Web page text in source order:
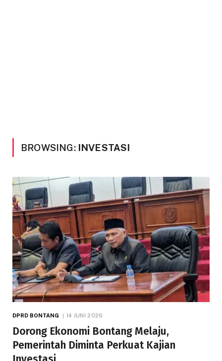
BROWSING: INVESTASI
DPRD BONTANG 14 JUNI 2026
Dorong Ekonomi Bontang Melaju,
Pemerintah Diminta Perkuat Kajian